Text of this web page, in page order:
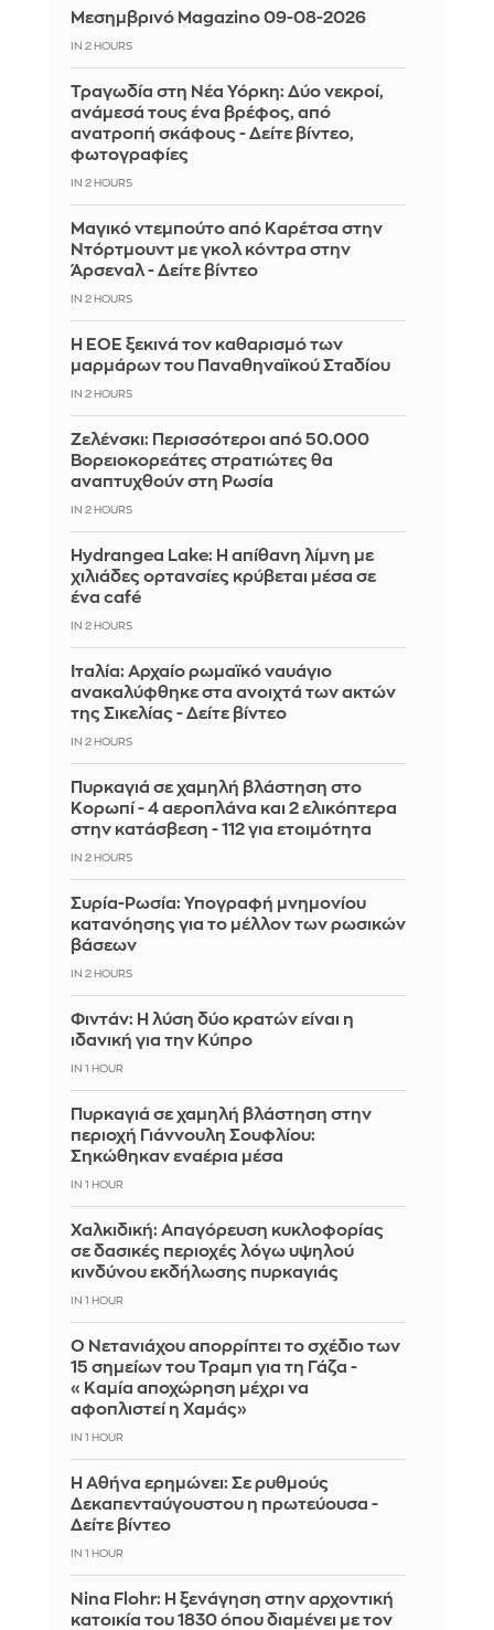
Μεσημβρινό Magazino 09-08-2026
IN 2 HOURS
Τραγωδία στη Νέα Υόρκη: Δύο νεκροί,
ανάμεσά τους ένα βρέφος, από
ανατροπή σκάφους - Δείτε βίντεο,
φωτογραφίες
IN 2 HOURS
Μαγικό ντεμπούτο από Καρέτσα στην
Ντόρτμουντ με γκολ κόντρα στην
Άρσεναλ - Δείτε βίντεο
IN 2 HOURS
Η ΕΟΕ ξεκινά τον καθαρισμό των
μαρμάρων του Παναθηναϊκού Σταδίου
IN 2 HOURS
Ζελένσκι: Περισσότεροι από 50.000
Βορειοκορεάτες στρατιώτες θα
αναπτυχθούν στη Ρωσία
IN 2 HOURS
Hydrangea Lake: Η απίθανη λίμνη με
χιλιάδες ορτανσίες κρύβεται μέσα σε
ένα café
IN 2 HOURS
Ιταλία: Αρχαίο ρωμαϊκό ναυάγιο
ανακαλύφθηκε στα ανοιχτά των ακτών
της Σικελίας - Δείτε βίντεο
IN 2 HOURS
Πυρκαγιά σε χαμηλή βλάστηση στο
Κορωπί - 4 αεροπλάνα και 2 ελικόπτερα
στην κατάσβεση - 112 για ετοιμότητα
IN 2 HOURS
Συρία-Ρωσία: Υπογραφή μνημονίου
κατανόησης για το μέλλον των ρωσικών
βάσεων
IN 2 HOURS
Φιντάν: Η λύση δύο κρατών είναι η
ιδανική για την Κύπρο
IN 1 HOUR
Πυρκαγιά σε χαμηλή βλάστηση στην
περιοχή Γιάννουλη Σουφλίου:
Σηκώθηκαν εναέρια μέσα
IN 1 HOUR
Χαλκιδική: Απαγόρευση κυκλοφορίας
σε δασικές περιοχές λόγω υψηλού
κινδύνου εκδήλωσης πυρκαγιάς
IN 1 HOUR
Ο Νετανιάχου απορρίπτει το σχέδιο των
15 σημείων του Τραμπ για τη Γάζα -
«Καμία αποχώρηση μέχρι να
αφοπλιστεί η Χαμάς»
IN 1 HOUR
Η Αθήνα ερημώνει: Σε ρυθμούς
Δεκαπενταύγουστου η πρωτεύουσα -
Δείτε βίντεο
IN 1 HOUR
Nina Flohr: Η ξενάγηση στην αρχοντική
κατοικία του 1830 όπου διαμένει με τον